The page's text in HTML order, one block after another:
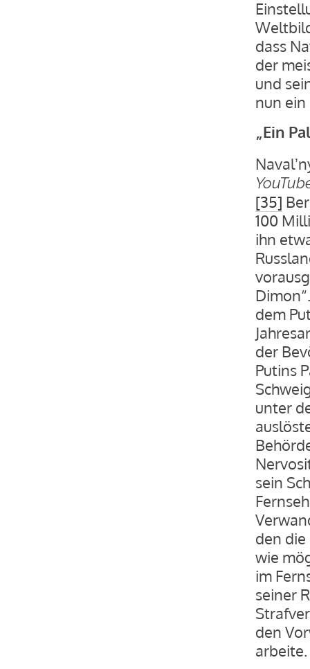
dass
der
und
nun ein
„Ein
[35]
100
ihn
Dimon“.
dem
der
Putins
unter
sein
den
wie
im
seiner
den
arbeite.